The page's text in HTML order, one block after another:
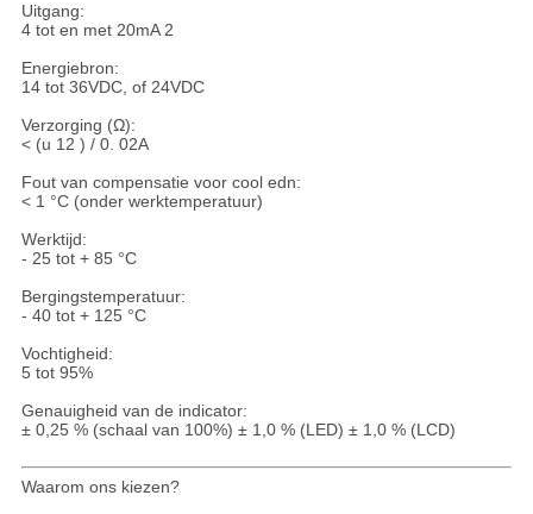
Uitgang:
4 tot en met 20mA 2
Energiebron:
14 tot 36VDC, of 24VDC
Verzorging (Ω):
< (u 12 ) / 0. 02A
Fout van compensatie voor cool edn:
< 1 °C (onder werktemperatuur)
Werktijd:
- 25 tot + 85 °C
Bergingstemperatuur:
- 40 tot + 125 °C
Vochtigheid:
5 tot 95%
Genauigheid van de indicator:
± 0,25 % (schaal van 100%) ± 1,0 % (LED) ± 1,0 % (LCD)
Waarom ons kiezen?